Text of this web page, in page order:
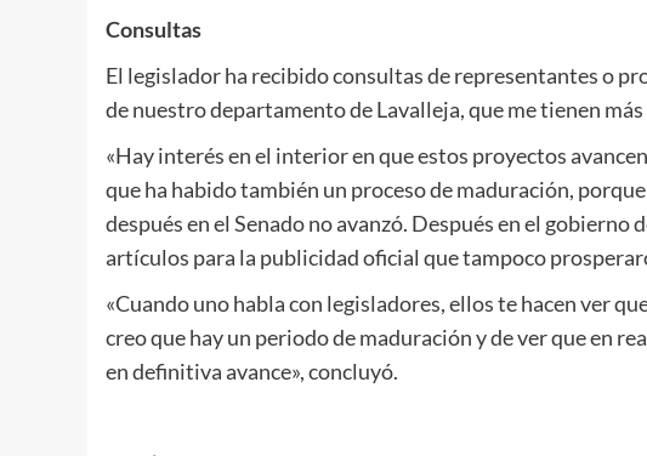
Consultas
El legislador ha recibido consultas de representantes o
de nuestro departamento de Lavalleja, que me tienen
«Hay interés en el interior en que estos proyectos
que ha habido también un proceso de maduración,
después en el Senado no avanzó. Después en el
artículos para la publicidad oficial que tampoco
«Cuando uno habla con legisladores, ellos te hacen ver
creo que hay un periodo de maduración y de ver que en
en definitiva avance», concluyó.